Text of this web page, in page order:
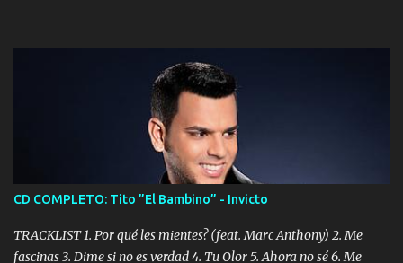
CD COMPLETO: Tito ”El Bambino” - Invicto
TRACKLIST 1. Por qué les mientes? (feat. Marc Anthony) 2. Me
fascinas 3. Dime si no es verdad 4. Tu Olor 5. Ahora no sé 6. Me